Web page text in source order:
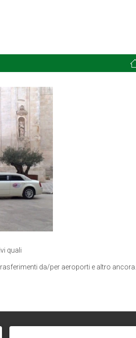
quali
da/per aeroporti e altro ancora...